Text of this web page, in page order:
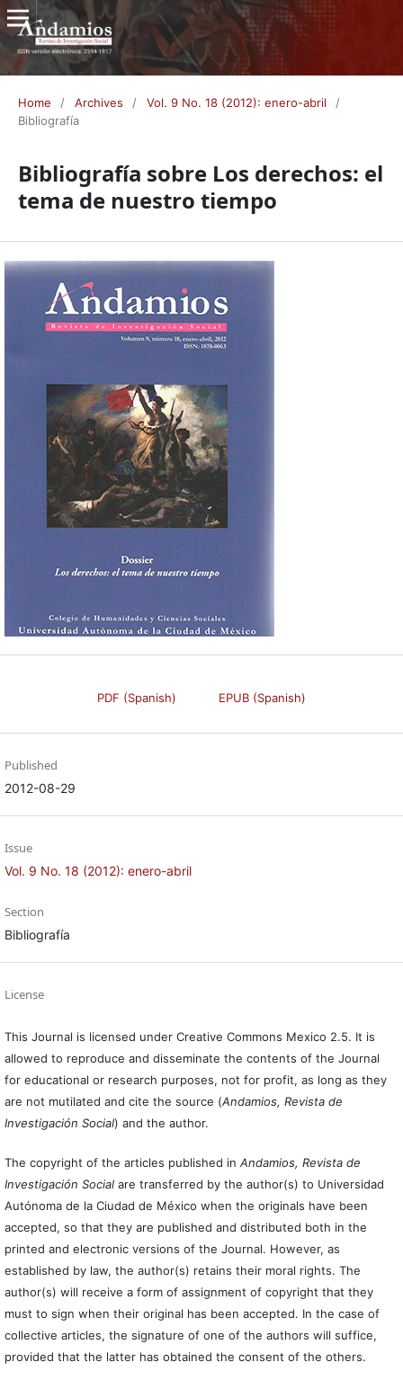
Home / Archives / Vol. 9 No. 18 (2012): enero-abril
/
Bibliografía
Bibliografía sobre Los derechos: el
tema de nuestro tiempo
PDF (Spanish) EPUB (Spanish)
Published
2012-08-29
Issue
Vol. 9 No. 18 (2012): enero-abril
Section
Bibliografía
License
This Journal is licensed under Creative Commons Mexico 2.5. It is
allowed to reproduce and disseminate the contents of the Journal
for educational or research purposes, not for profit, as long as they
are not mutilated and cite the source (Andamios, Revista de
Investigación Social) and the author.
The copyright of the articles published in Andamios, Revista de
Investigación Socialare transferred by the author(s) to Universidad
Autónoma de la Ciudad de México when the originals have been
accepted, so that they are published and distributed both in the
printed and electronic versions of the Journal. However, as
established by law, the author(s) retains their moral rights. The
author(s) will receive a form of assignment of copyright that they
must to sign when their original has been accepted. In the case of
collective articles, the signature of one of the authors will suffice,
provided that the latter has obtained the consent of the others.